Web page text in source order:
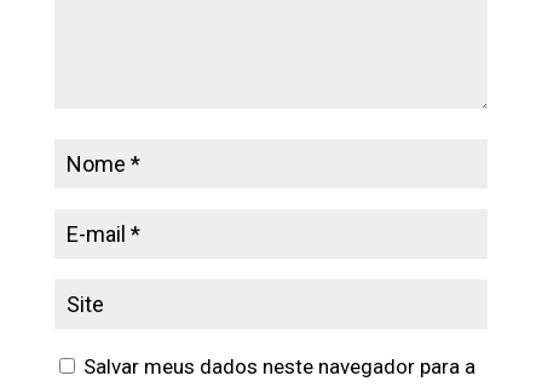
Salvar meus dados neste navegador para a